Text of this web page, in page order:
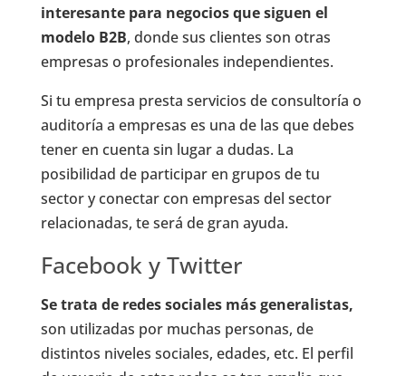
interesante para negocios que siguen el
modelo B2B, donde sus clientes son otras
empresas o profesionales independientes.
Si tu empresa presta servicios de consultoría o
auditoría a empresas es una de las que debes
tener en cuenta sin lugar a dudas. La
posibilidad de participar en grupos de tu
sector y conectar con empresas del sector
relacionadas, te será de gran ayuda.
Facebook y Twitter
Se trata de redes sociales más generalistas,
son utilizadas por muchas personas, de
distintos niveles sociales, edades, etc. El perfil